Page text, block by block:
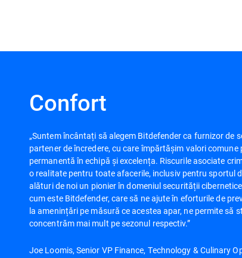
Confort
„Suntem încântați să alegem Bitdefender ca furnizor de
partener de încredere, cu care împărtășim valori comune
permanentă în echipă și excelența. Riscurile asociate
o realitate pentru toate afacerile, inclusiv pentru sportul
alături de noi un pionier în domeniul securității
cum este Bitdefender, care să ne ajute în eforturile de
la amenințări pe măsură ce acestea apar, ne permite să
concentrăm mai mult pe sezonul respectiv.”
Joe Loomis, Senior VP Finance, Technology & Culinary